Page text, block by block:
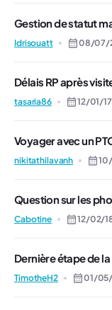
Gestion de statut
Idrisouatt 08/07/
Délais RP après
tasaria86 12/01/17
Voyager avec un
nikitathilavanh
Question sur les
Cabotine 12/02/
Dernière étape de la
TimotheH2 01/